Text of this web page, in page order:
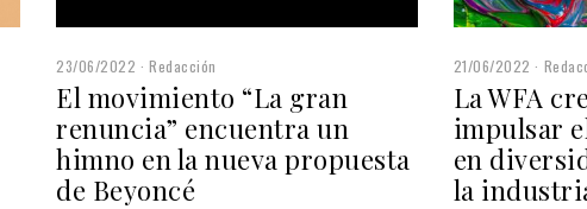
23/06/2022 Redacción
El movimiento “La gran
renuncia” encuentra un
himno en la nueva propuesta
de Beyoncé
21/06/2022
La WFA
impulsar
en
la